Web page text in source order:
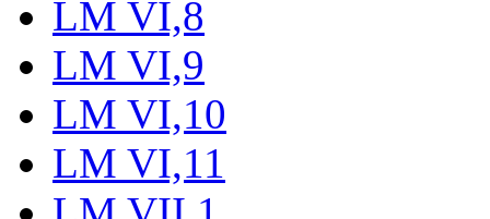
LM VI,8
LM VI,9
LM VI,10
LM VI,11